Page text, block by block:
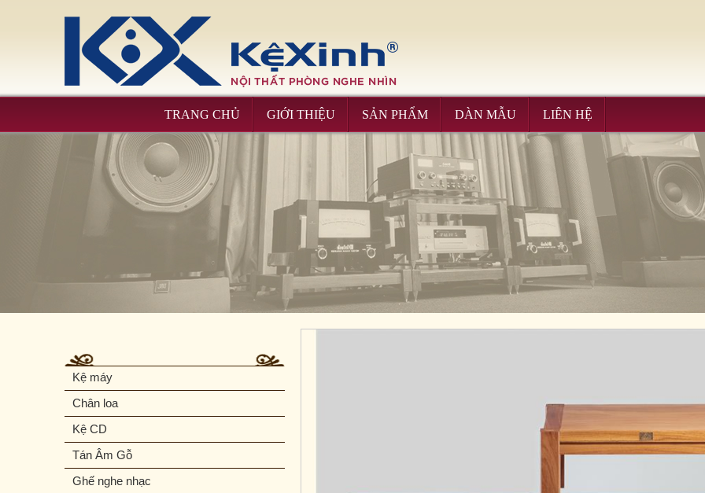
TRANG CHỦ GIỚI THIỆU SẢN PHẨM DÀN MẪU LIÊN HỆ
Kệ máy
Chân loa
Kệ CD
Tán Âm Gỗ
Ghế nghe nhạc
Kệ máy T - 6B
Kệ máy T - 1